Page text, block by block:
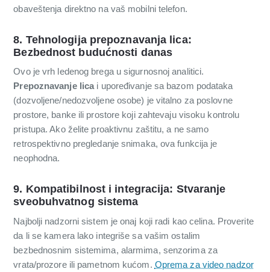
obaveštenja direktno na vaš mobilni telefon.
8. Tehnologija prepoznavanja lica:
Bezbednost budućnosti danas
Ovo je vrh ledenog brega u sigurnosnoj analitici.
Prepoznavanje licai upoređivanje sa bazom podataka
(dozvoljene/nedozvoljene osobe) je vitalno za poslovne
prostore, banke ili prostore koji zahtevaju visoku kontrolu
pristupa. Ako želite proaktivnu zaštitu, a ne samo
retrospektivno pregledanje snimaka, ova funkcija je
neophodna.
9. Kompatibilnost i integracija: Stvaranje
sveobuhvatnog sistema
Najbolji nadzorni sistem je onaj koji radi kao celina. Proverite
da li se kamera lako integriše sa vašim ostalim
bezbednosnim sistemima, alarmima, senzorima za
vrata/prozore ili pametnom kućom. Oprema za video nadzor